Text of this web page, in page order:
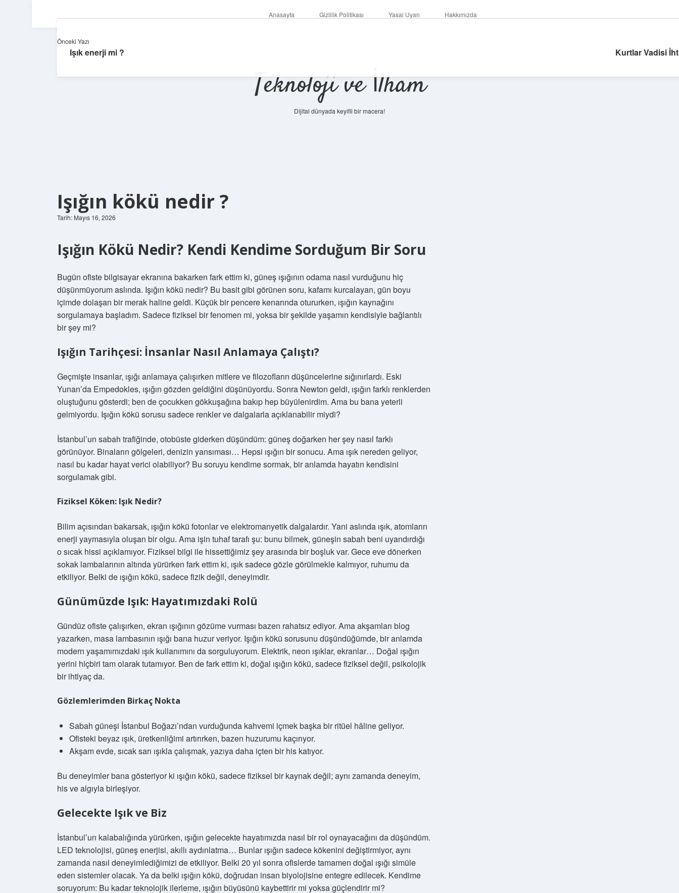
Anasayfa Gizlilik Politikası Yasal Uyarı Hakkımızda
Teknoloji ve İlham
Dijital dünyada keyifli bir macera!
Işığın kökü nedir ?
Tarih: Mayıs 16, 2026
Işığın Kökü Nedir? Kendi Kendime Sorduğum Bir Soru
Bugün ofiste bilgisayar ekranına bakarken fark ettim ki, güneş ışığının odama nasıl vurduğunu hiç
düşünmüyorum aslında. Işığın kökü nedir? Bu basit gibi görünen soru, kafamı kurcalayan, gün boyu
içimde dolaşan bir merak haline geldi. Küçük bir pencere kenarında otururken, ışığın kaynağını
sorgulamaya başladım. Sadece fiziksel bir fenomen mi, yoksa bir şekilde yaşamın kendisiyle bağlantılı
bir şey mi?
Işığın Tarihçesi: İnsanlar Nasıl Anlamaya Çalıştı?
Geçmişte insanlar, ışığı anlamaya çalışırken mitlere ve filozofların düşüncelerine sığınırlardı. Eski
Yunan’da Empedokles, ışığın gözden geldiğini düşünüyordu. Sonra Newton geldi, ışığın farklı renklerden
oluştuğunu gösterdi; ben de çocukken gökkuşağına bakıp hep büyülenirdim. Ama bu bana yeterli
gelmiyordu. Işığın kökü sorusu sadece renkler ve dalgalarla açıklanabilir miydi?
İstanbul’un sabah trafiğinde, otobüste giderken düşündüm: güneş doğarken her şey nasıl farklı
görünüyor. Binaların gölgeleri, denizin yansıması… Hepsi ışığın bir sonucu. Ama ışık nereden geliyor,
nasıl bu kadar hayat verici olabiliyor? Bu soruyu kendime sormak, bir anlamda hayatın kendisini
sorgulamak gibi.
Fiziksel Köken: Işık Nedir?
Bilim açısından bakarsak, ışığın kökü fotonlar ve elektromanyetik dalgalardır. Yani aslında ışık, atomların
enerji yaymasıyla oluşan bir olgu. Ama işin tuhaf tarafı şu: bunu bilmek, güneşin sabah beni uyandırdığı
o sıcak hissi açıklamıyor. Fiziksel bilgi ile hissettiğimiz şey arasında bir boşluk var. Gece eve dönerken
sokak lambalarının altında yürürken fark ettim ki, ışık sadece gözle görülmekle kalmıyor, ruhumu da
etkiliyor. Belki de ışığın kökü, sadece fizik değil, deneyimdir.
Günümüzde Işık: Hayatımızdaki Rolü
Gündüz ofiste çalışırken, ekran ışığının gözüme vurması bazen rahatsız ediyor. Ama akşamları blog
yazarken, masa lambasının ışığı bana huzur veriyor. Işığın kökü sorusunu düşündüğümde, bir anlamda
modern yaşamımızdaki ışık kullanımını da sorguluyorum. Elektrik, neon ışıklar, ekranlar… Doğal ışığın
yerini hiçbiri tam olarak tutamıyor. Ben de fark ettim ki, doğal ışığın kökü, sadece fiziksel değil, psikolojik
bir ihtiyaç da.
Gözlemlerimden Birkaç Nokta
Sabah güneşi İstanbul Boğazı’ndan vurduğunda kahvemi içmek başka bir ritüel hâline geliyor.
Ofisteki beyaz ışık, üretkenliğimi artırırken, bazen huzurumu kaçırıyor.
Akşam evde, sıcak sarı ışıkla çalışmak, yazıya daha içten bir his katıyor.
Bu deneyimler bana gösteriyor ki ışığın kökü, sadece fiziksel bir kaynak değil; aynı zamanda deneyim,
his ve algıyla birleşiyor.
Gelecekte Işık ve Biz
İstanbul’un kalabalığında yürürken, ışığın gelecekte hayatımızda nasıl bir rol oynayacağını da düşündüm.
LED teknolojisi, güneş enerjisi, akıllı aydınlatma… Bunlar ışığın sadece kökenini değiştirmiyor, aynı
zamanda nasıl deneyimlediğimizi de etkiliyor. Belki 20 yıl sonra ofislerde tamamen doğal ışığı simüle
eden sistemler olacak. Ya da belki ışığın kökü, doğrudan insan biyolojisine entegre edilecek. Kendime
soruyorum: Bu kadar teknolojik ilerleme, ışığın büyüsünü kaybettirir mi yoksa güçlendirir mi?
Önceki Yazı
Işık enerji mi ? Kurtlar Vadisi